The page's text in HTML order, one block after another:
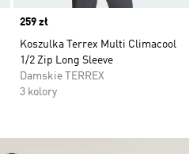
Price
259 zł
Koszulka Terrex Multi Climacool
1/2 Zip Long Sleeve
Damskie TERREX
3 kolory